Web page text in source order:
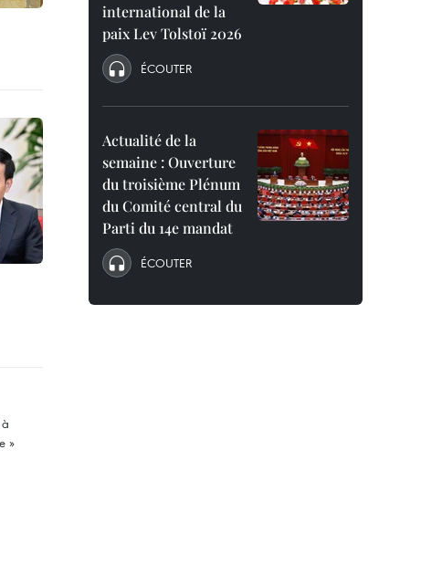
international de la
paix Lev Tolstoï 2026
ÉCOUTER
Actualité de la
semaine : Ouverture
du troisième Plénum
du Comité central du
Parti du 14e mandat
ÉCOUTER